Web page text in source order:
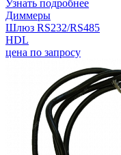
Узнать подробнее
Диммеры
Шлюз RS232/RS485
HDL
цена по запросу